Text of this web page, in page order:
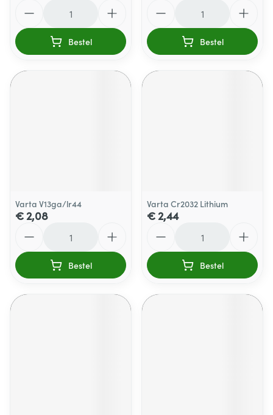
Bestel Bestel
Varta V13ga/lr44
€ 2,08
Bestel
Varta Cr2032 Lithium
€ 2,44
Bestel